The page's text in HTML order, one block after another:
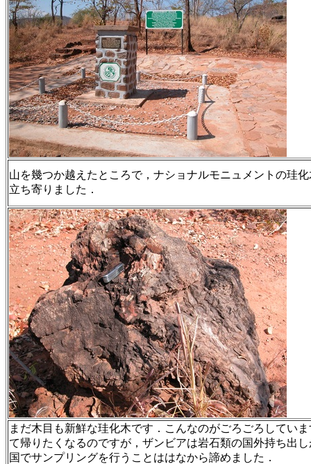
山を幾つか越えたところで，ナショナルモニュメントの珪
立ち寄りました．
まだ木目も新鮮な珪化木です．こんなのがごろごろしてい
て帰りたくなるのですが，ザンビアは岩石類の国外持ち出
国でサンプリングを行うことははなから諦めました．